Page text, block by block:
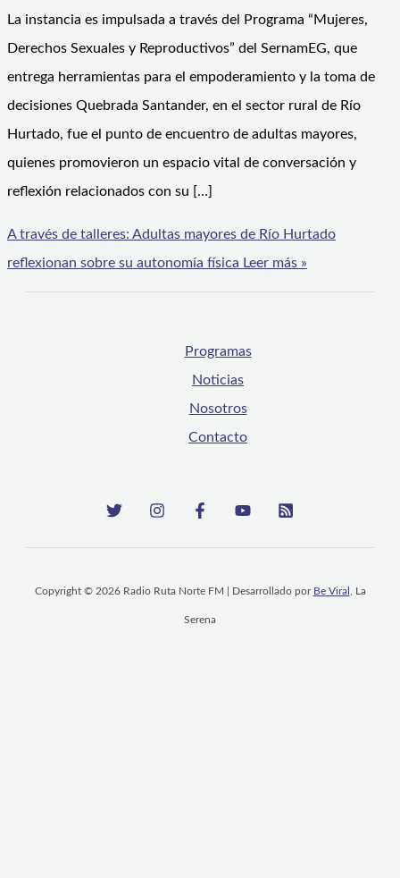
La instancia es impulsada a través del Programa “Mujeres,
Derechos Sexuales y Reproductivos” del SernamEG, que
entrega herramientas para el empoderamiento y la toma de
decisiones Quebrada Santander, en el sector rural de Río
Hurtado, fue el punto de encuentro de adultas mayores,
quienes promovieron un espacio vital de conversación y
reflexión relacionados con su […]
A través de talleres: Adultas mayores de Río Hurtado
reflexionan sobre su autonomía física Leer más »
Programas
Noticias
Nosotros
Contacto
Copyright © 2026 Radio Ruta Norte FM | Desarrollado por Be Viral , La
Serena